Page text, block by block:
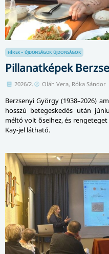
HÍREK – ÚJDONSÁGOK ÚJDONSÁGOK
Pillanatképek
2026/2. Oláh Vera, Róka Sándor
Berzsenyi György (1938–2026)
hosszú betegeskedés után
méltó volt őseihez, és
Kay-jel látható.